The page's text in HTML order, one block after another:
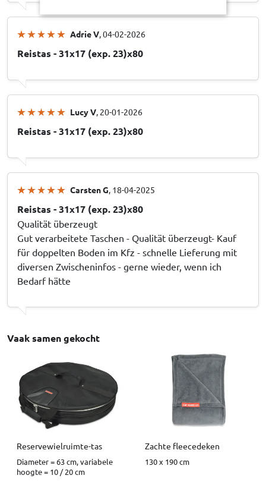
Adrie V, 04-02-2026
Reistas - 31x17 (exp. 23)x80
Lucy V, 20-01-2026
Reistas - 31x17 (exp. 23)x80
Carsten G, 18-04-2025
Reistas - 31x17 (exp. 23)x80
Qualität überzeugt
Gut verarbeitete Taschen - Qualität überzeugt- Kauf
für doppelten Boden im Kfz - schnelle Lieferung mit
diversen Zwischeninfos - gerne wieder, wenn ich
Bedarf hätte
Vaak samen gekocht
Reservewielruimte-tas
Diameter = 63 cm, variabele
hoogte = 10 / 20 cm
Zachte fleecedeken
130 x 190 cm